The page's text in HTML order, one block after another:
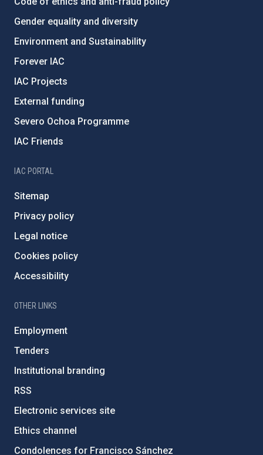
Gender equality and diversity
Environment and Sustainability
Forever IAC
IAC Projects
External funding
Severo Ochoa Programme
IAC Friends
IAC PORTAL
Sitemap
Privacy policy
Legal notice
Cookies policy
Accessibility
OTHER LINKS
Employment
Tenders
Institutional branding
RSS
Electronic services site
Ethics channel
Condolences for Francisco Sánchez